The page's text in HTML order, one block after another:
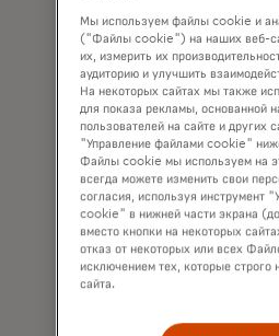
Mastercard
Узнайте больше о
Mastercard —
и найдите подходящих
Подробнее
Мы используем файлы cookie и
("Файлы cookie") на наших веб-
их, измерить их
аудиторию и улучшить
На некоторых сайтах мы также
для показа рекламы, основанной
пользователей на сайте и других
"Управление файлами cookie"
Файлы cookie мы используем на
всегда можете изменить свои
согласия, используя инструмент
cookie" в нижней части экрана
вместо кнопки на некоторых
отказ от некоторых или всех
исключением тех, которые строго
сайта.